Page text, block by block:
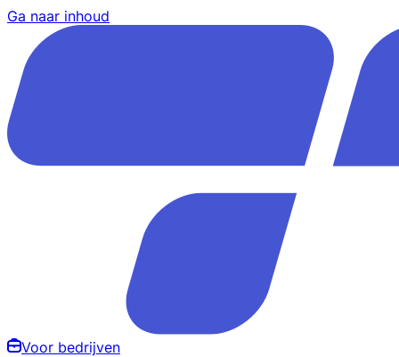
Ga naar inhoud
Voor bedrijven